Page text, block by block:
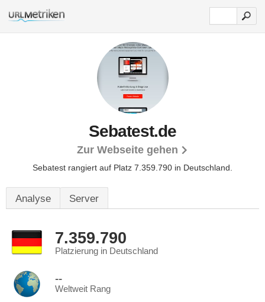
Sebatest.de
Zur Webseite gehen
Sebatest rangiert auf Platz 7.359.790 in Deutschland.
Analyse Server
7.359.790
Platzierung in Deutschland
--
Weltweit Rang